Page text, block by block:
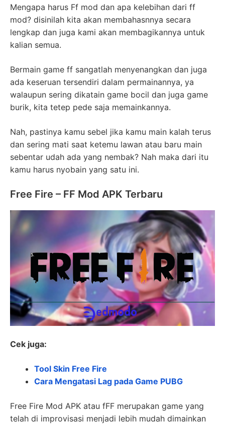
Mengapa harus Ff mod dan apa kelebihan dari ff
mod? disinilah kita akan membahasnnya secara
lengkap dan juga kami akan membagikannya untuk
kalian semua.
Bermain game ff sangatlah menyenangkan dan juga
ada keseruan tersendiri dalam permainannya, ya
walaupun sering dikatain game bocil dan juga game
burik, kita tetep pede saja memainkannya.
Nah, pastinya kamu sebel jika kamu main kalah terus
dan sering mati saat ketemu lawan atau baru main
sebentar udah ada yang nembak? Nah maka dari itu
kamu harus nyobain yang satu ini.
Free Fire – FF Mod APK Terbaru
Cek juga:
Tool Skin Free Fire
Cara Mengatasi Lag pada Game PUBG
Free Fire Mod APK atau fFF merupakan game yang
telah di improvisasi menjadi lebih mudah dimainkan